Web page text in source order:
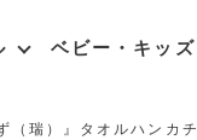
ベビー・キッズ
（瑞）』タオルハンカチ